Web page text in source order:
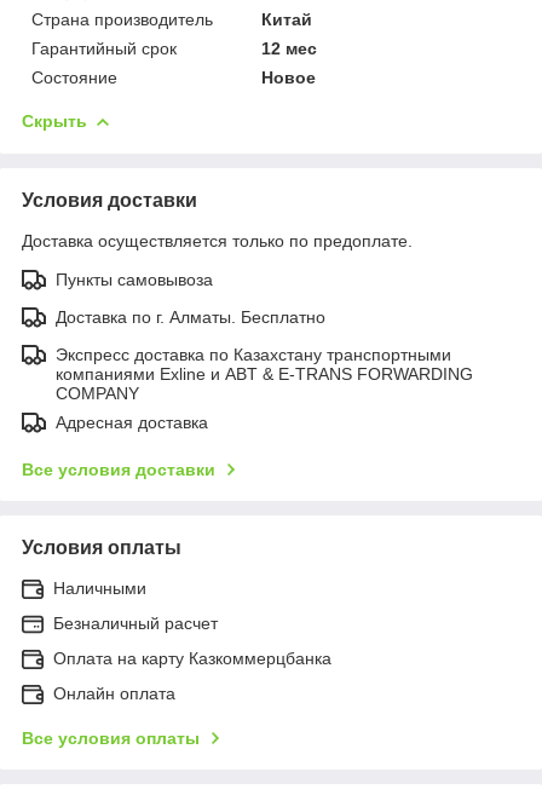
Страна производитель
Китай
Гарантийный срок
12 мес
Состояние
Новое
Скрыть
Условия доставки
Доставка осуществляется только по предоплате.
Пункты самовывоза
Доставка по г. Алматы. Бесплатно
Экспресс доставка по Казахстану транспортными
компаниями Exline и ABT & E-TRANS FORWARDING
COMPANY
Адресная доставка
Все условия доставки
Условия оплаты
Наличными
Безналичный расчет
Оплата на карту Казкоммерцбанка
Онлайн оплата
Все условия оплаты